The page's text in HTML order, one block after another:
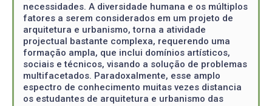
necessidades. A diversidade humana e os múltiplos
fatores a serem considerados em um projeto de
arquitetura e urbanismo, torna a atividade
projectual bastante complexa, requerendo uma
formação ampla, que inclui domínios artísticos,
sociais e técnicos, visando a solução de problemas
multifacetados. Paradoxalmente, esse amplo
espectro de conhecimento muitas vezes distancia
os estudantes de arquitetura e urbanismo das